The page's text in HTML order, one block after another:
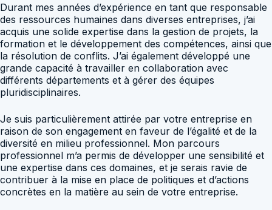
Durant mes années d’expérience en tant que responsable
des ressources humaines dans diverses entreprises, j’ai
acquis une solide expertise dans la gestion de projets, la
formation et le développement des compétences, ainsi que
la résolution de conflits. J’ai également développé une
grande capacité à travailler en collaboration avec
différents départements et à gérer des équipes
pluridisciplinaires.
Je suis particulièrement attirée par votre entreprise en
raison de son engagement en faveur de l’égalité et de la
diversité en milieu professionnel. Mon parcours
professionnel m’a permis de développer une sensibilité et
une expertise dans ces domaines, et je serais ravie de
contribuer à la mise en place de politiques et d’actions
concrètes en la matière au sein de votre entreprise.